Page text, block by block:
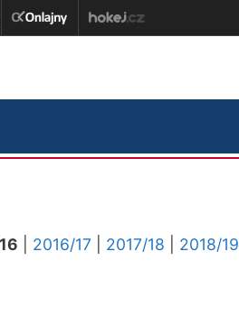
2016/17 2017/18 2018/19